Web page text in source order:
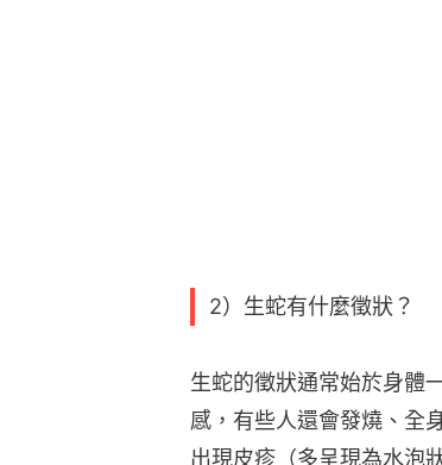
2）生蛇有什麼徵狀？
生蛇的徵狀通常始於身體
感，有些人還會發燒、全
出現皮疹（多呈現為水泡